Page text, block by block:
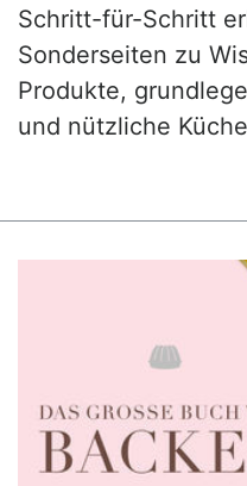
Schritt-für-Schritt
Sonderseiten zu
Produkte,
und nützliche